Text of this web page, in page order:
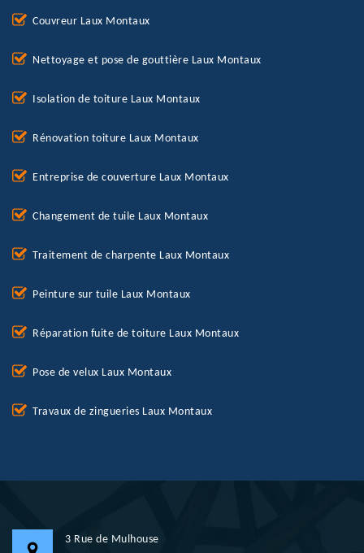
Couvreur Laux Montaux
Nettoyage et pose de gouttière Laux Montaux
Isolation de toiture Laux Montaux
Rénovation toiture Laux Montaux
Entreprise de couverture Laux Montaux
Changement de tuile Laux Montaux
Traitement de charpente Laux Montaux
Peinture sur tuile Laux Montaux
Réparation fuite de toiture Laux Montaux
Pose de velux Laux Montaux
Travaux de zingueries Laux Montaux
3 Rue de Mulhouse